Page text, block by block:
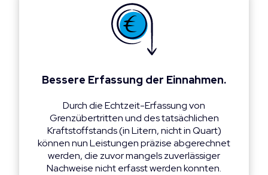
Bessere Erfassung der Einnahmen.
Durch die Echtzeit-Erfassung von
Grenzübertritten und des tatsächlichen
Kraftstoffstands (in Litern, nicht in Quart)
können nun Leistungen präzise abgerechnet
werden, die zuvor mangels zuverlässiger
Nachweise nicht erfasst werden konnten.